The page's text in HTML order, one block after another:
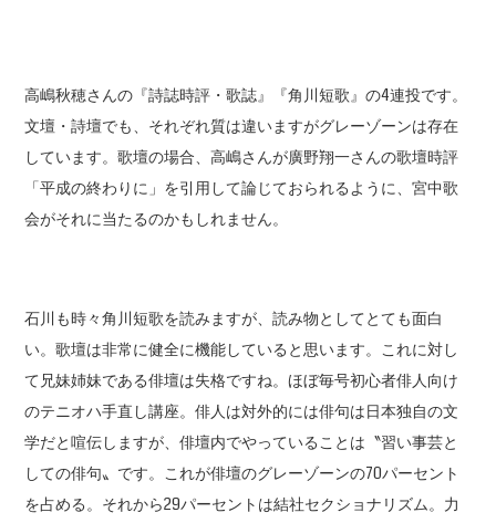
高嶋秋穂さんの『詩誌時評・歌誌』『角川短歌』の4連投です。
文壇・詩壇でも、それぞれ質は違いますがグレーゾーンは存在
しています。歌壇の場合、高嶋さんが廣野翔一さんの歌壇時評
「平成の終わりに」を引用して論じておられるように、宮中歌
会がそれに当たるのかもしれません。
石川も時々角川短歌を読みますが、読み物としてとても面白
い。歌壇は非常に健全に機能していると思います。これに対し
て兄妹姉妹である俳壇は失格ですね。ほぼ毎号初心者俳人向け
のテニオハ手直し講座。俳人は対外的には俳句は日本独自の文
学だと喧伝しますが、俳壇内でやっていることは〝習い事芸と
しての俳句〟です。これが俳壇のグレーゾーンの70パーセント
を占める。それから29パーセントは結社セクショナリズム。力